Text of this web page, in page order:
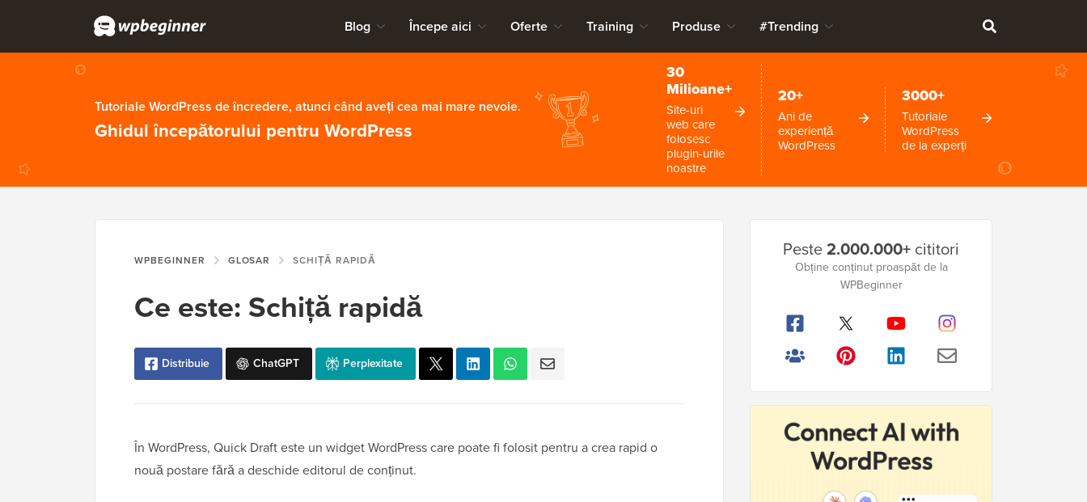
Blog Începe aici Oferte Training Produse #Trending
Tutoriale WordPress de încredere, atunci când aveți cea mai mare nevoie.
Ghidul începătorului pentru WordPress
30
Milioane+
Site-uri
web care
folosesc
plugin-urile
noastre
20+
Ani de
experiență
WordPress
3000+
Tutoriale
WordPress
de la experți
WPBEGINNER GLOSAR SCHIȚĂ RAPIDĂ
Ce este: Schiță rapidă
Distribuie ChatGPT Perplexitate
În WordPress, Quick Draft este un widget WordPress care poate fi folosit pentru a crea rapid o
nouă postare fără a deschide editorul de conținut.
laterală
Peste2.000.000+ cititori
Obține conținut proaspăt de la
WPBeginner